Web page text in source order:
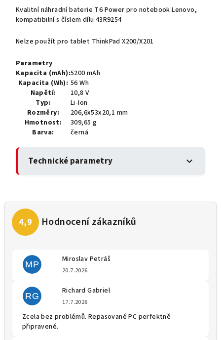
Kvalitní náhradní baterie T6 Power pro notebook Lenovo,
kompatibilní s číslem dílu 43R9254
Nelze použít pro tablet ThinkPad X200/X201
Parametry
Kapacita (mAh):5200 mAh
Kapacita (Wh): 56 Wh
Napětí:
10,8 V
Typ:
Li-Ion
Rozměry:
206,6x53x20,1 mm
Hmotnost:
309,65 g
Barva:
černá
Technické parametry expand_more
MP
Miroslav Petráš
20.7.2026
RG
Richard Gabriel
17.7.2026
Zcela bez problémů. Repasované PC perfektně
připravené.